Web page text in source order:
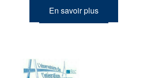
En savoir plus